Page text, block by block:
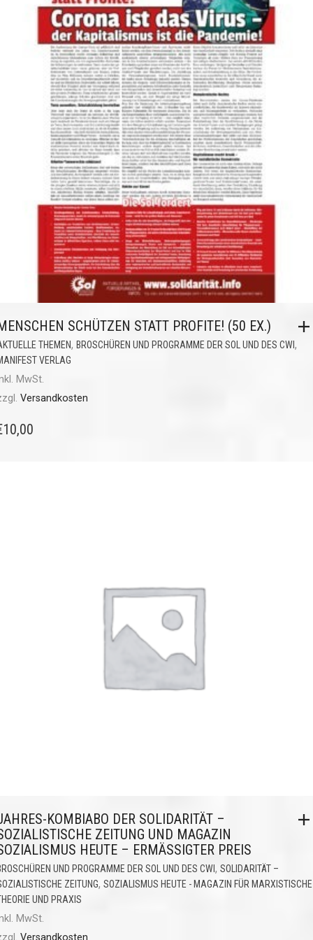
SCHÜTZEN STATT PROFITE! (50 EX.)
THEMEN, BROSCHÜREN UND PROGRAMME DER SOL UND DES CWI,
VERLAG
MwSt.
Versandkosten
10,00
KOMBIABO DER SOLIDARITÄT –
ZEITUNG UND MAGAZIN
HEUTE – ERMÄSSIGTER PREIS
UND PROGRAMME DER SOL UND DES CWI, SOLIDARITÄT –
ZEITUNG, SOZIALISMUS HEUTE - MAGAZIN FÜR MARXISTISCHE
UND PRAXIS
MwSt.
Versandkosten